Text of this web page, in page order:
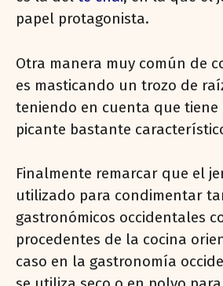
papel protagonista.
Otra manera muy común de
es masticando un trozo de
teniendo en cuenta que
picante bastante
Finalmente remarcar que el
utilizado para condimentar
gastronómicos occidentales
procedentes de la cocina
caso en la gastronomía